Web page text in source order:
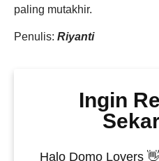
paling mutakhir.
Penulis: Riyanti
Ingin
Halo Domo Lovers